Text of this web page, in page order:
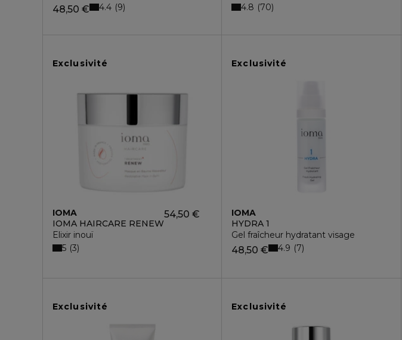
48,50 € 4.4 9 4.8 70
Exclusivité
IOMA
IOMA HAIRCARE RENEW
Elixir inouï
54,50 €
5 3
Exclusivité
IOMA
HYDRA 1
Gel fraîcheur hydratant visage
48,50 € 4.9 7
Exclusivité Exclusivité